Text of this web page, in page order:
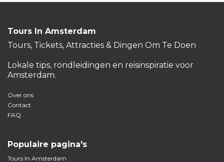
Tours In Amsterdam
Tours, Tickets, Attracties & Dingen Om Te Doen
Lokale tips, rondleidingen en reisinspiratie voor
Amsterdam.
Over ons
Contact
FAQ
Populaire pagina's
Tours In Amsterdam